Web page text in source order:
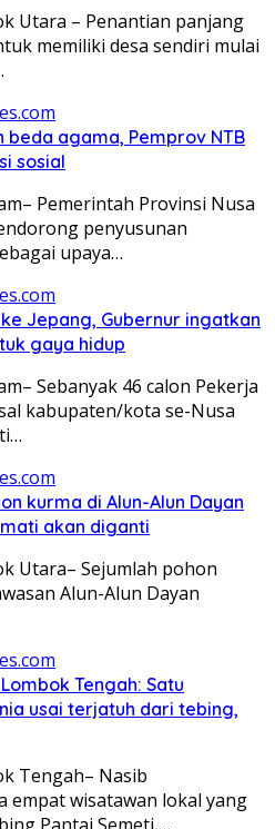
Utara – Penantian panjang
memiliki desa sendiri mulai
agama, Pemprov NTB
sosial
Pemerintah Provinsi Nusa
penyusunan
upaya…
Jepang, Gubernur ingatkan
gaya hidup
Sebanyak 46 calon Pekerja
kabupaten/kota se-Nusa
kurma di Alun-Alun Dayan
akan diganti
Utara– Sejumlah pohon
Alun-Alun Dayan
Tengah: Satu
usai terjatuh dari tebing,
Tengah– Nasib
empat wisatawan lokal yang